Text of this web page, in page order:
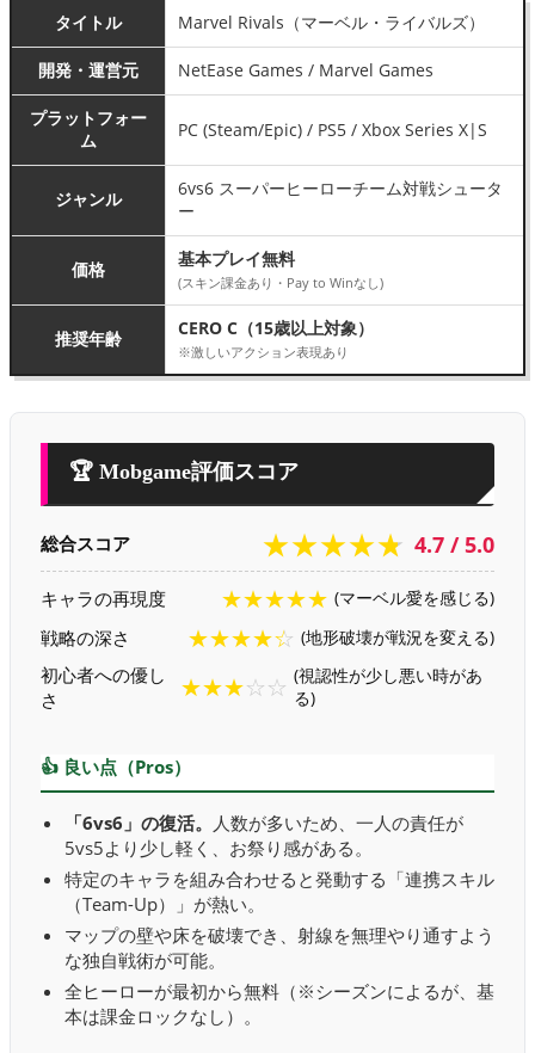
タイトル Marvel Rivals（マーベル・ライバルズ）
開発・運営元 NetEase Games / Marvel Games
プラットフォー
ム
PC (Steam/Epic) / PS5 / Xbox Series X|S
ジャンル
6vs6 スーパーヒーローチーム対戦シュータ
ー
価格 基本プレイ無料
(スキン課金あり・Pay to Winなし)
推奨年齢 CERO C（15歳以上対象）
※激しいアクション表現あり
🏆 Mobgame評価スコア
総合スコア ★★★★★ 4.7 / 5.0
キャラの再現度 ★★★★★ (マーベル愛を感じる)
戦略の深さ ★★★★☆ (地形破壊が戦況を変える)
初心者への優し
さ
★★★☆☆ (視認性が少し悪い時があ
る)
👍 良い点（Pros）
「6vs6」の復活。
人数が多いため、一人の責任が
5vs5より少し軽く、お祭り感がある。
特定のキャラを組み合わせると発動する「連携スキル
（Team-Up）」が熱い。
マップの壁や床を破壊でき、射線を無理やり通すよう
な独自戦術が可能。
全ヒーローが最初から無料（※シーズンによるが、基
本は課金ロックなし）。